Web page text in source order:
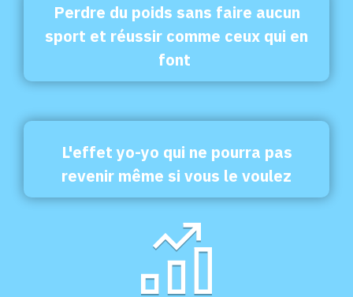
Perdre du poids sans faire aucun
sport et réussir comme ceux qui en
font
L'effet yo-yo qui ne pourra pas
revenir même si vous le voulez